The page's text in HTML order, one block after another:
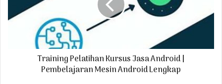
Training Pelatihan Kursus Jasa Android |
Pembelajaran Mesin Android Lengkap